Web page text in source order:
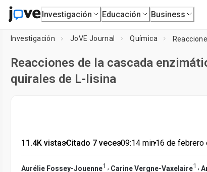
Investigación Educación Business
Investigación JoVE Journal Química
Reacciones de la cascada
quirales de L-lisina
11.4K vistas•Citado 7 veces•09:14 min•16 de febrero
Aurélie Fossey-Jouenne1 , Carine Vergne-Vaxelaire1 ,